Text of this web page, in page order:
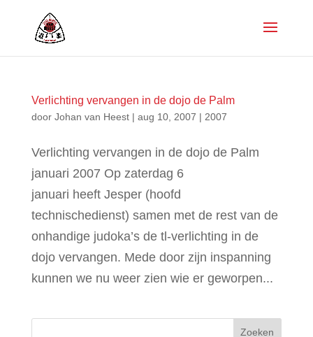
Verlichting vervangen in de dojo de Palm
door Johan van Heest| aug 10, 2007 | 2007
Verlichting vervangen in de dojo de Palm
januari 2007 Op zaterdag 6
januari heeft Jesper (hoofd
technischedienst) samen met de rest van de
onhandige judoka’s de tl-verlichting in de
dojo vervangen. Mede door zijn inspanning
kunnen we nu weer zien wie er geworpen...